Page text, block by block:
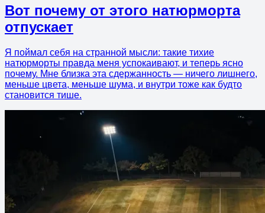
Вот почему от этого натюрморта
отпускает
Я поймал себя на странной мысли: такие тихие
натюрморты правда меня успокаивают, и теперь ясно
почему. Мне близка эта сдержанность — ничего лишнего,
меньше цвета, меньше шума, и внутри тоже как будто
становится тише.